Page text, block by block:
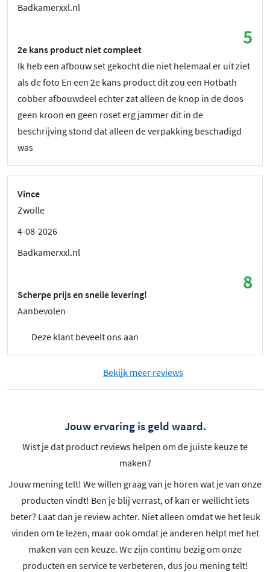
Badkamerxxl.nl
5
2e kans product niet compleet
Ik heb een afbouw set gekocht die niet helemaal er uit ziet
als de foto En een 2e kans product dit zou een Hotbath
cobber afbouwdeel echter zat alleen de knop in de doos
geen kroon en geen roset erg jammer dit in de
beschrijving stond dat alleen de verpakking beschadigd
was
Vince
Zwolle
4-08-2026
Badkamerxxl.nl
8
Scherpe prijs en snelle levering!
Aanbevolen
Deze klant beveelt ons aan
Bekijk meer reviews
Jouw ervaring is geld waard.
Wist je dat product reviews helpen om de juiste keuze te
maken?
Jouw mening telt! We willen graag van je horen wat je van onze
producten vindt! Ben je blij verrast, of kan er wellicht iets
beter? Laat dan je review achter. Niet alleen omdat we het leuk
vinden om te lezen, maar ook omdat je anderen helpt met het
maken van een keuze. We zijn continu bezig om onze
producten en service te verbeteren, dus jou mening telt!